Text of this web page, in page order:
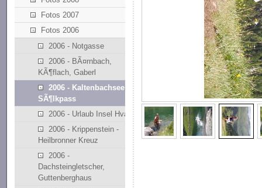
Fotos 2007
Fotos 2006
2006 - Notgasse
2006 - BÃ¤rnbach,
KÃ¶flach, Gaberl
2006 - Kaltenbachsee
SÃ¶lkpass
2006 - Urlaub Insel Hvar
2006 - Krippenstein -
Heilbronner Kreuz
2006 -
Dachsteingletscher,
Guttenberghaus